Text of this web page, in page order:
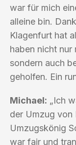
war für mich
alleine bin.
Klagenfurt hat
haben nicht nur
sondern auch
geholfen. Ein
Michael: „Ich
der Umzug von
Umzugskönig
war fair und